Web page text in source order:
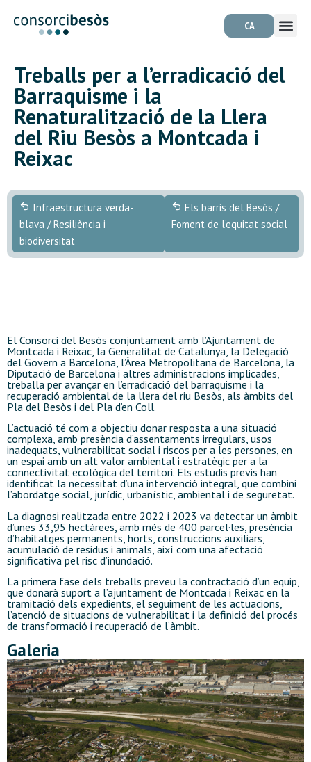
CA
Treballs per a l’erradicació del
Barraquisme i la
Renaturalització de la Llera
del Riu Besòs a Montcada i
Reixac
Infraestructura verda-
blava / Resiliència i
biodiversitat
Els barris del Besòs /
Foment de l’equitat social
El Consorci del Besòs conjuntament amb l’Ajuntament de
Montcada i Reixac, la Generalitat de Catalunya, la Delegació
del Govern a Barcelona, l’Àrea Metropolitana de Barcelona, la
Diputació de Barcelona i altres administracions implicades,
treballa per avançar en l’erradicació del barraquisme i la
recuperació ambiental de la llera del riu Besòs, als àmbits del
Pla del Besòs i del Pla d’en Coll.
L’actuació té com a objectiu donar resposta a una situació
complexa, amb presència d’assentaments irregulars, usos
inadequats, vulnerabilitat social i riscos per a les persones, en
un espai amb un alt valor ambiental i estratègic per a la
connectivitat ecològica del territori. Els estudis previs han
identificat la necessitat d’una intervenció integral, que combini
l’abordatge social, jurídic, urbanístic, ambiental i de seguretat.
La diagnosi realitzada entre 2022 i 2023 va detectar un àmbit
d’unes 33,95 hectàrees, amb més de 400 parcel·les, presència
d’habitatges permanents, horts, construccions auxiliars,
acumulació de residus i animals, així com una afectació
significativa pel risc d’inundació.
La primera fase dels treballs preveu la contractació d’un equip,
que donarà suport a l’ajuntament de Montcada i Reixac en la
tramitació dels expedients, el seguiment de les actuacions,
l’atenció de situacions de vulnerabilitat i la definició del procés
de transformació i recuperació de l’àmbit.
Galeria